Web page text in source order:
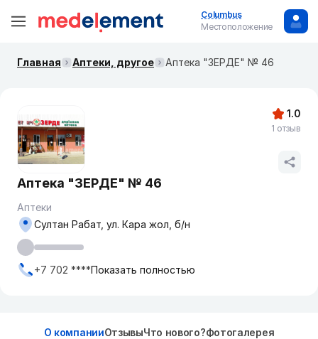
Columbus
Местоположение
Главная Аптеки, другое Аптека "ЗЕРДЕ" № 46
Аптека "ЗЕРДЕ" № 46
Аптеки
Султан Рабат, ул. Кара жол, б/н
+7 702 ****Показать полностью
1.0
1 отзыв
О компанииОтзывыЧто нового?Фотогалерея